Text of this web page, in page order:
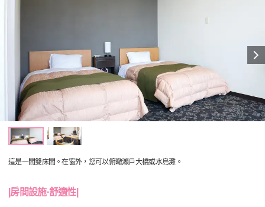
這是一間雙床間。在窗外，您可以俯瞰瀨戶大橋或水島灘。
|房間設施·舒適性|